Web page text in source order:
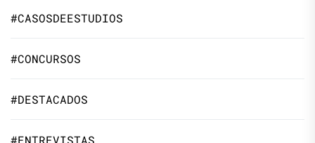
#CASOSDEESTUDIOS
#CONCURSOS
#DESTACADOS
#ENTREVISTAS